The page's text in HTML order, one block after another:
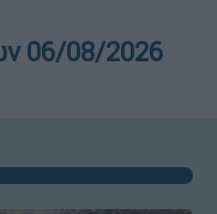
06/08/2026